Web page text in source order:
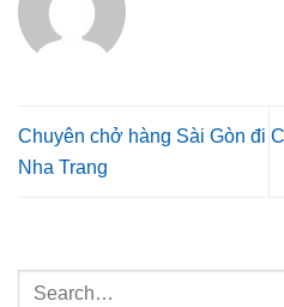
Chuyên chở hàng Sài Gòn đi
Nha Trang